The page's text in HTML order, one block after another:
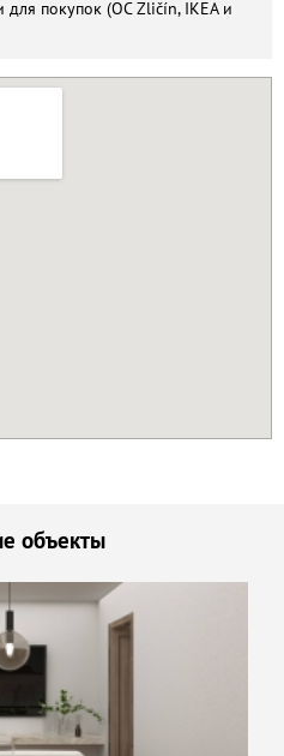
покупок (OC Zličín, IKEA и
объекты